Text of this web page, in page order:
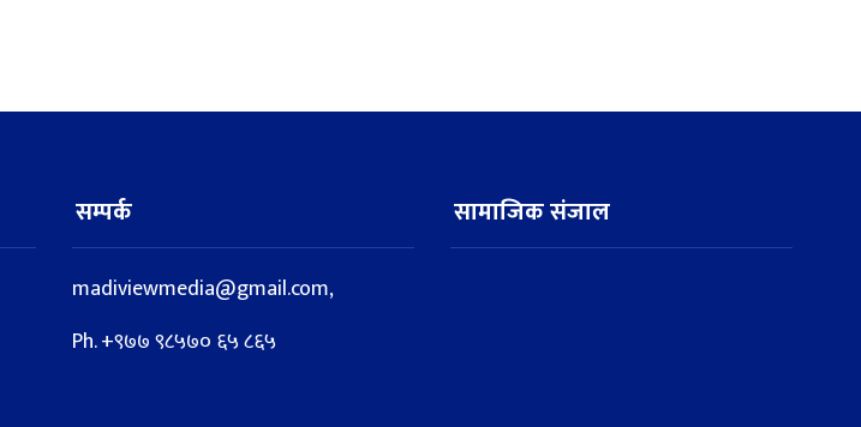
सम्पर्क
madiviewmedia@gmail.com,
Ph. +९७७ ९८५७० ६५ ८६५
सामाजिक संजाल